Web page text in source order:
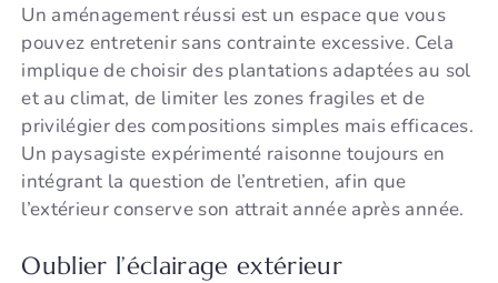
Un aménagement réussi est un espace que vous
pouvez entretenir sans contrainte excessive. Cela
implique de choisir des plantations adaptées au sol
et au climat, de limiter les zones fragiles et de
privilégier des compositions simples mais efficaces.
Un paysagiste expérimenté raisonne toujours en
intégrant la question de l’entretien, afin que
l’extérieur conserve son attrait année après année.
Oublier l’éclairage extérieur